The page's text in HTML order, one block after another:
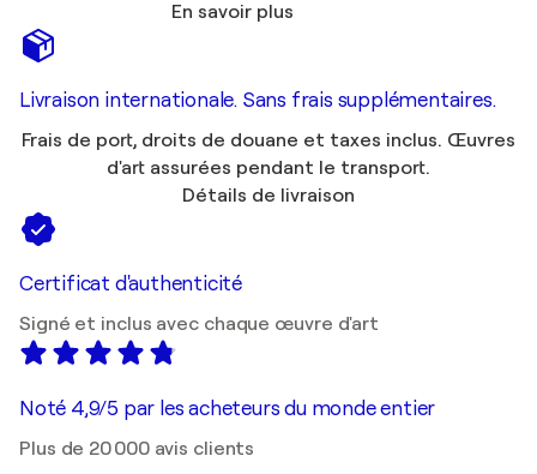
En savoir plus
Livraison internationale. Sans frais supplémentaires.
Frais de port, droits de douane et taxes inclus. Œuvres
d'art assurées pendant le transport.
Détails de livraison
Certificat d'authenticité
Signé et inclus avec chaque œuvre d'art
Noté 4,9/5 par les acheteurs du monde entier
Plus de 20 000 avis clients